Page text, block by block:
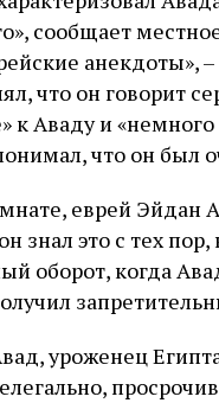
сообщает
анекдоты»,
что он говорит
к Аваду и «немного
что он был
еврей Эйдан
знал это с тех пор,
оборот, когда
уроженец